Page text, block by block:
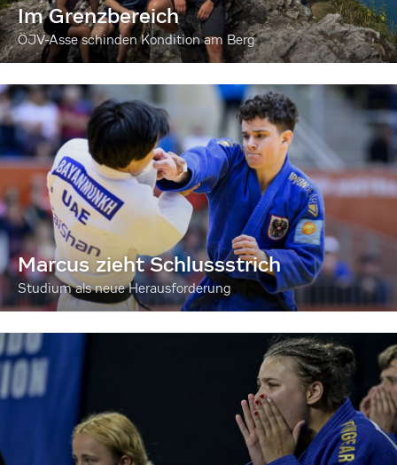
Im Grenzbereich
ÖJV-Asse schinden Kondition am Berg
Marcus zieht Schlussstrich
Studium als neue Herausforderung